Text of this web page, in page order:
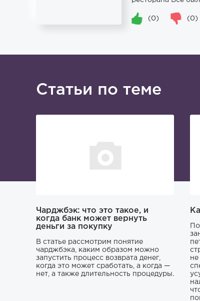
(0) (0)
Статьи по теме
Чарджбэк: что это такое, и
когда банк может вернуть
деньги за покупку
В статье рассмотрим понятие
чарджбэка, каким образом можно
запустить процесс возврата денег,
когда это может сработать, а когда —
нет, а также длительность процедуры.
не